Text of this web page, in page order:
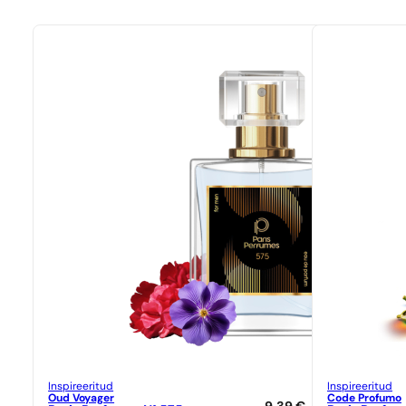
Inspireeritud
Oud Voyager
Inspireeritud
Code Profumo